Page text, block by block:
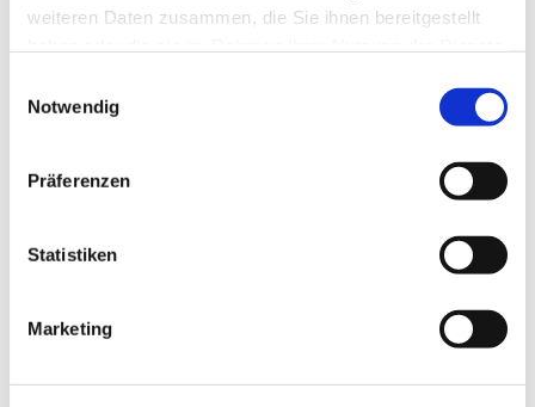
weiteren Daten zusammen, die Sie ihnen bereitgestellt
Notwendig
Präferenzen
Statistiken
Marketing
Das könnte Sie auch interessieren